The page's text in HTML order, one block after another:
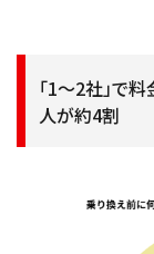
「1～2社」で
人が約4割